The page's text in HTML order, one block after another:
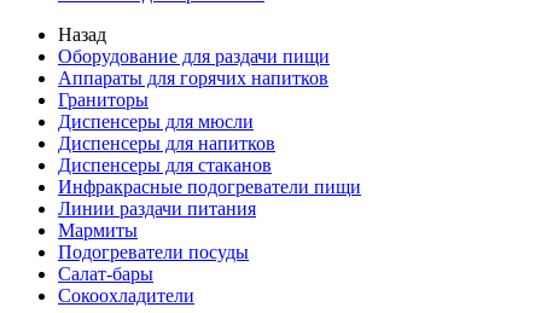
Назад
Оборудование для раздачи пищи
Аппараты для горячих напитков
Граниторы
Диспенсеры для мюсли
Диспенсеры для напитков
Диспенсеры для стаканов
Инфракрасные подогреватели пищи
Линии раздачи питания
Мармиты
Подогреватели посуды
Салат-бары
Сокоохладители